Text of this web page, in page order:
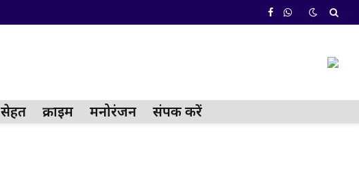
Facebook
WhatsApp
सेहत क्राईम मनोरंजन संपर्क करें